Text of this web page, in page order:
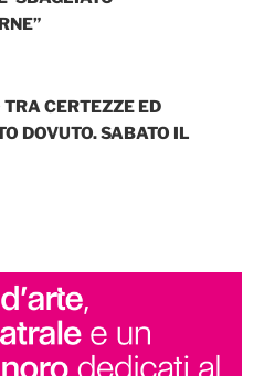
CERTEZZE ED
DOVUTO. SABATO IL